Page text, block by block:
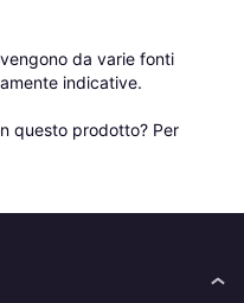
da varie fonti
indicative.
questo prodotto? Per